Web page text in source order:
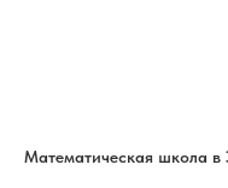
Математическая школа в